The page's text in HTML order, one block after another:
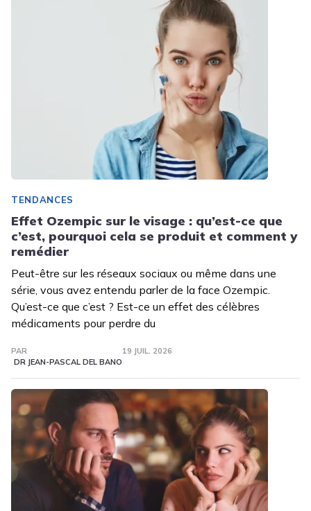
TENDANCES
Effet Ozempic sur le visage : qu’est-ce que
c’est, pourquoi cela se produit et comment y
remédier
Peut-être sur les réseaux sociaux ou même dans une
série, vous avez entendu parler de la face Ozempic.
Qu’est-ce que c’est ? Est-ce un effet des célèbres
médicaments pour perdre du
PAR
DR JEAN-PASCAL DEL BANO
19 JUIL. 2026